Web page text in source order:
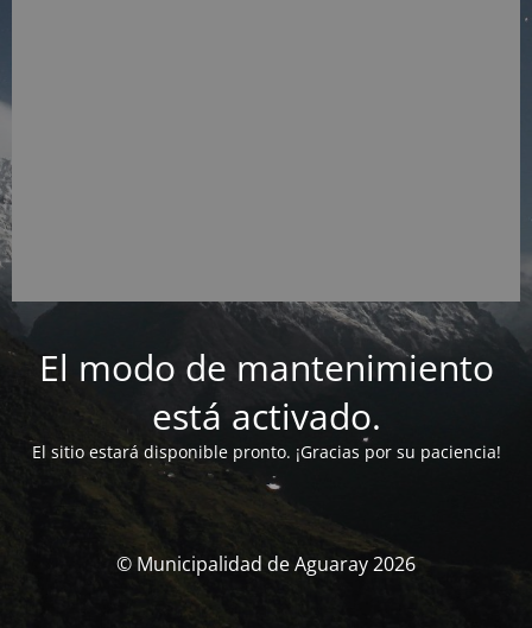
El modo de mantenimiento
está activado.
El sitio estará disponible pronto. ¡Gracias por su paciencia!
© Municipalidad de Aguaray 2026